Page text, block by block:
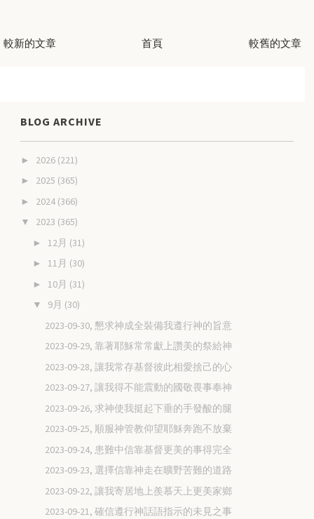
較新的文章 較舊的文章
首頁
BLOG ARCHIVE
► 2026 (221)
► 2025 (365)
► 2024 (366)
▼ 2023 (365)
► 12月 (31)
► 11月 (30)
► 10月 (31)
▼ 9月 (30)
2023-09-30, 懇求神成全裝備我遵行神的旨意
2023-09-29, 靠著耶穌常常獻上讚美的祭給神
2023-09-28, 讓我常存基督彼此相愛捨己的心
2023-09-27, 讓我得不能震動的國敬畏事奉神
2023-09-26, 求神使我挺起下垂的手發酸的腿
2023-09-25, 順服神管教仰望耶穌奔跑不放棄
2023-09-24, 患難中信靠基督更美的事得完全
2023-09-23, 選擇信靠神走在曠野苦難的道路
2023-09-22, 讓我寄居地上羨慕天上更美家鄉
2023-09-21, 確信遵行神話語指示的未見之事